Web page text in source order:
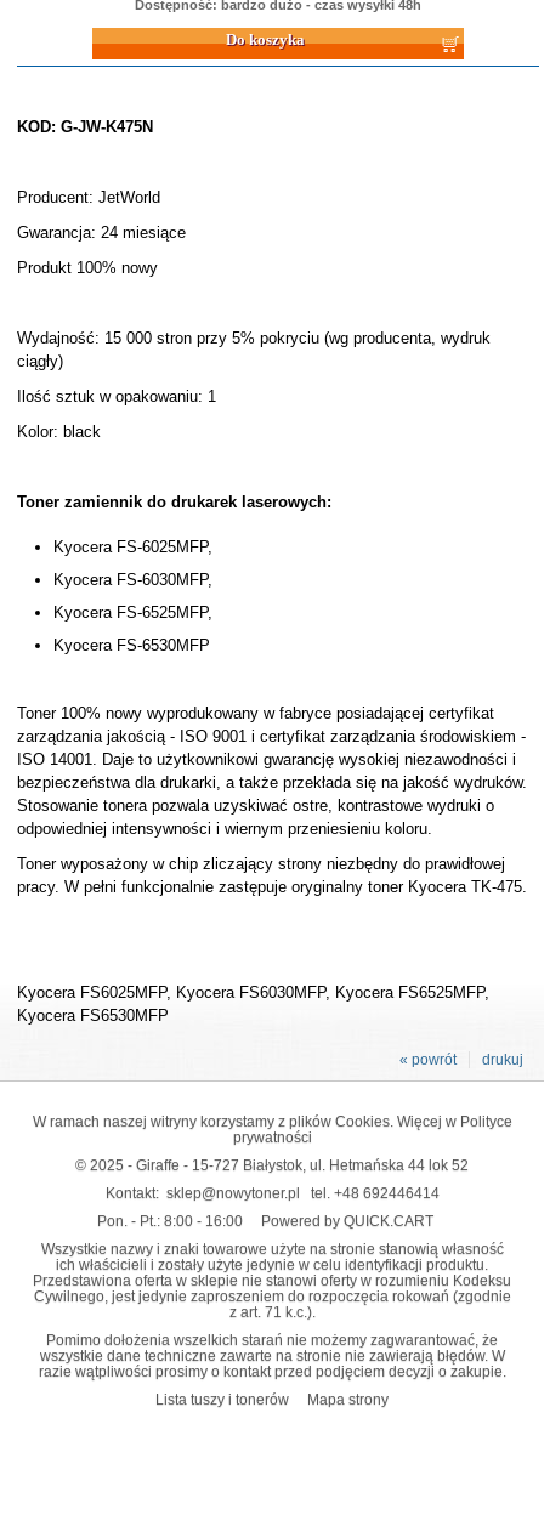
Dostępność: bardzo dużo - czas wysyłki 48h
Do koszyka
KOD: G-JW-K475N
Producent: JetWorld
Gwarancja: 24 miesiące
Produkt 100% nowy
Wydajność: 15 000 stron przy 5% pokryciu (wg producenta, wydruk
ciągły)
Ilość sztuk w opakowaniu: 1
Kolor: black
Toner zamiennik do drukarek laserowych:
Kyocera FS-6025MFP,
Kyocera FS-6030MFP,
Kyocera FS-6525MFP,
Kyocera FS-6530MFP
Toner 100% nowy wyprodukowany w fabryce posiadającej certyfikat
zarządzania jakością - ISO 9001 i certyfikat zarządzania środowiskiem -
ISO 14001. Daje to użytkownikowi gwarancję wysokiej niezawodności i
bezpieczeństwa dla drukarki, a także przekłada się na jakość wydruków.
Stosowanie tonera pozwala uzyskiwać ostre, kontrastowe wydruki o
odpowiedniej intensywności i wiernym przeniesieniu koloru.
Toner wyposażony w chip zliczający strony niezbędny do prawidłowej
pracy. W pełni funkcjonalnie zastępuje oryginalny toner Kyocera TK-475.
Kyocera FS6025MFP, Kyocera FS6030MFP, Kyocera FS6525MFP,
Kyocera FS6530MFP
drukuj
« powrót
W ramach naszej witryny korzystamy z plików Cookies. Więcej w Polityce
prywatności
© 2025 - Giraffe - 15-727 Białystok, ul. Hetmańska 44 lok 52
Kontakt: sklep@nowytoner.pl tel. +48 692446414
Pon. - Pt.: 8:00 - 16:00
Powered by QUICK.CART
Wszystkie nazwy i znaki towarowe użyte na stronie stanowią własność
ich właścicieli i zostały użyte jedynie w celu identyfikacji produktu.
Przedstawiona oferta w sklepie nie stanowi oferty w rozumieniu Kodeksu
Cywilnego, jest jedynie zaproszeniem do rozpoczęcia rokowań (zgodnie
z art. 71 k.c.).
Pomimo dołożenia wszelkich starań nie możemy zagwarantować, że
wszystkie dane techniczne zawarte na stronie nie zawierają błędów. W
razie wątpliwości prosimy o kontakt przed podjęciem decyzji o zakupie.
Lista tuszy i tonerów
Mapa strony